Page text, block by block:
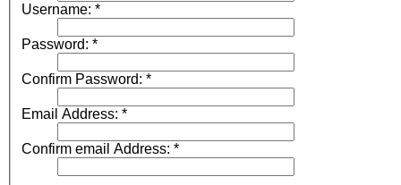
Username: *
Password: *
Confirm Password: *
Email Address: *
Confirm email Address: *